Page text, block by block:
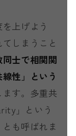
上げよう
しまうこと
士で相関関
性」という
ます。多重共
」という
とも呼ばれま